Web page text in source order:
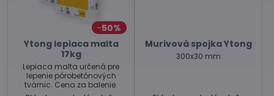
50%
Ytong lepiaca malta
17kg
Lepiaca malta určená pre
lepenie pórobetónových
tvárnic. Cena za balenie.
Murivová spojka Ytong
300x30 mm